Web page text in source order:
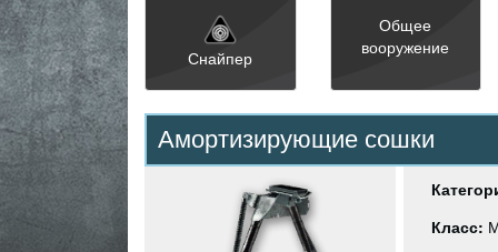
Снайпер
Общее
вооружение
Амортизирующие сошки
Класс: